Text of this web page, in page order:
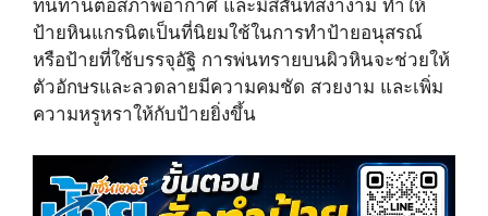
e
r
)
k
s
t
ทนทานต่อสภาพอากาศ และมีสีสันที่สง่างาม ทำให้
ป้ายหินแกรนิตเป็นที่นิยมใช้ในการทำป้ายอนุสรณ์
หรือป้ายที่ใช้บรรจุอัฐิ การพ่นทรายบนผิวหินจะช่วยให้
ตัวอักษรและลวดลายมีความคมชัด สวยงาม และเพิ่ม
ความหรูหราให้กับป้ายยิ่งขึ้น